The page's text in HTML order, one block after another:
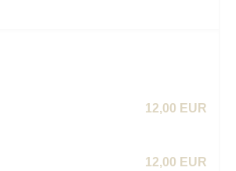
12,00 EUR
12,00 EUR